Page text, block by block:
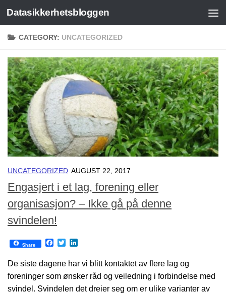
Skip to content
Datasikkerhetsbloggen
CATEGORY: UNCATEGORIZED
UNCATEGORIZED AUGUST 22, 2017
Engasjert i et lag, forening eller
organisasjon? – Ikke gå på denne
svindelen!
Share Facebook
Twitter
De siste dagene har vi blitt kontaktet av flere lag og
foreninger som ønsker råd og veiledning i forbindelse med
svindel. Svindelen det dreier seg om er ulike varianter av